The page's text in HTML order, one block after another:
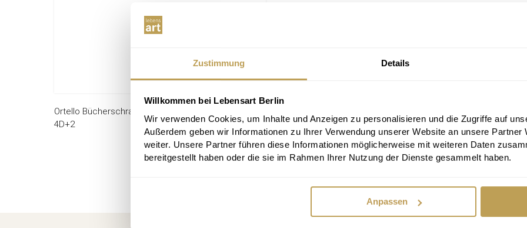
Zustimmung Details
Willkommen bei Lebensart Berlin
Wir verwenden Cookies, um Inhalte und Anzeigen zu personalisieren und die Zugriffe auf
Außerdem geben wir Informationen zu Ihrer Verwendung unserer Website an unsere Partner
weiter. Unsere Partner führen diese Informationen möglicherweise mit weiteren Daten
bereitgestellt haben oder die sie im Rahmen Ihrer Nutzung der Dienste gesammelt haben.
Anpassen
Ortello Bücherschrank
4D+2